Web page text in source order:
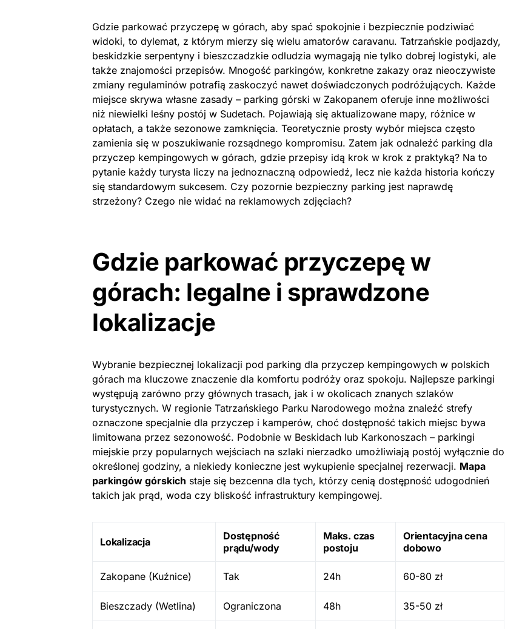
Gdzie parkować przyczepę w górach, aby spać spokojnie i bezpiecznie podziwiać
widoki, to dylemat, z którym mierzy się wielu amatorów caravanu. Tatrzańskie podjazdy,
beskidzkie serpentyny i bieszczadzkie odludzia wymagają nie tylko dobrej logistyki, ale
także znajomości przepisów. Mnogość parkingów, konkretne zakazy oraz nieoczywiste
zmiany regulaminów potrafią zaskoczyć nawet doświadczonych podróżujących. Każde
miejsce skrywa własne zasady – parking górski w Zakopanem oferuje inne możliwości
niż niewielki leśny postój w Sudetach. Pojawiają się aktualizowane mapy, różnice w
opłatach, a także sezonowe zamknięcia. Teoretycznie prosty wybór miejsca często
zamienia się w poszukiwanie rozsądnego kompromisu. Zatem jak odnaleźć parking dla
przyczep kempingowych w górach, gdzie przepisy idą krok w krok z praktyką? Na to
pytanie każdy turysta liczy na jednoznaczną odpowiedź, lecz nie każda historia kończy
się standardowym sukcesem. Czy pozornie bezpieczny parking jest naprawdę
strzeżony? Czego nie widać na reklamowych zdjęciach?
Gdzie parkować przyczepę w
górach: legalne i sprawdzone
lokalizacje
Wybranie bezpiecznej lokalizacji pod parking dla przyczep kempingowych w polskich
górach ma kluczowe znaczenie dla komfortu podróży oraz spokoju. Najlepsze parkingi
występują zarówno przy głównych trasach, jak i w okolicach znanych szlaków
turystycznych. W regionie Tatrzańskiego Parku Narodowego można znaleźć strefy
oznaczone specjalnie dla przyczep i kamperów, choć dostępność takich miejsc bywa
limitowana przez sezonowość. Podobnie w Beskidach lub Karkonoszach – parkingi
miejskie przy popularnych wejściach na szlaki nierzadko umożliwiają postój wyłącznie do
określonej godziny, a niekiedy konieczne jest wykupienie specjalnej rezerwacji. Mapa
parkingów górskich staje się bezcenna dla tych, którzy cenią dostępność udogodnień
takich jak prąd, woda czy bliskość infrastruktury kempingowej.
Lokalizacja
Dostępność
prądu/wody
Maks. czas
postoju
Orientacyjna cena
dobowo
Zakopane (Kuźnice) Tak 24h 60-80 zł
Bieszczady (Wetlina) Ograniczona 48h 35-50 zł